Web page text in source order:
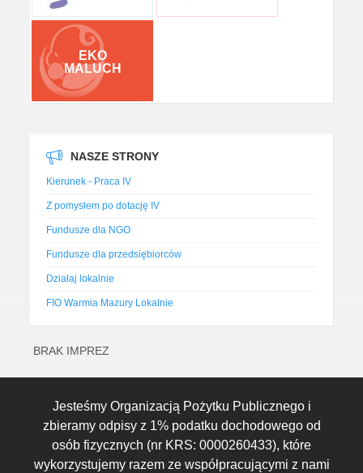
EKO
MALUCH
NASZE STRONY
Kierunek - Praca IV
Z pomysłem po dotację IV
Fundusze dla NGO
Fundusze dla przedsiębiorców
Działaj lokalnie
FIO Warmia Mazury Lokalnie
BRAK IMPREZ
Jesteśmy Organizacją Pożytku Publicznego i
zbieramy odpisy z 1% podatku dochodowego od
osób fizycznych (nr KRS: 0000260433), które
wykorzystujemy razem ze współpracującymi z nami